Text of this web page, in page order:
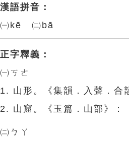
漢語拼音：
㈠kē ㈡bā
正字釋義：
㈠ㄎㄜ
1. 山形。《集韻．入聲．合
2. 山窟。《玉篇．山部》：
㈡ㄅㄚ